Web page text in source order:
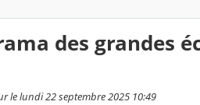
des grandes
le lundi 22 septembre 2025 10:49